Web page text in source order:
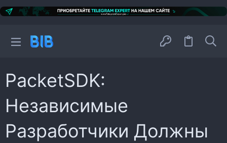
PacketSDK:
Независимые
Разработчики Должны